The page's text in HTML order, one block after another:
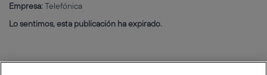
Empresa:Telefónica
Lo sentimos, esta publicación ha expirado.